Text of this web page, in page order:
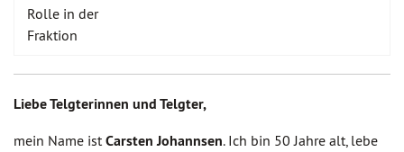
Rolle in der
Fraktion
Liebe Telgterinnen und Telgter,
mein Name ist Carsten Johannsen. Ich bin 50 Jahre alt, lebe